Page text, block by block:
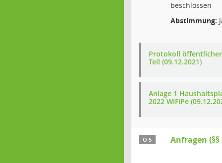
beschlossen
Abstimmung:
Protokoll öffentlicher
Teil (09.12.2021)
Anlage 1
2022 WiFiPe
Ö 5 Anfragen (§§